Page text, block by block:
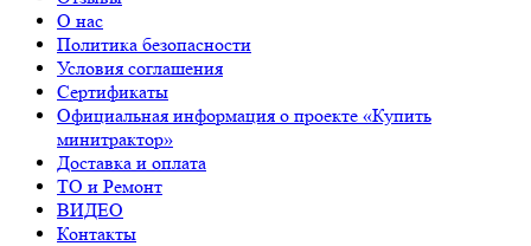
О нас
Политика безопасности
Условия соглашения
Сертификаты
Официальная информация о проекте «Купить
минитрактор»
Доставка и оплата
ТО и Ремонт
ВИДЕО
Контакты